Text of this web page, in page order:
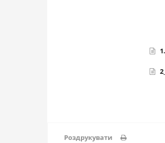
Роздрукувати